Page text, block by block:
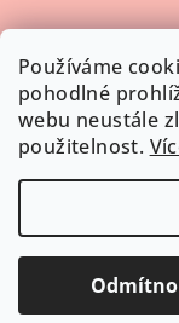
Používáme
pohodlné
webu neustále
použitelnost.
Poslední
| Lenka